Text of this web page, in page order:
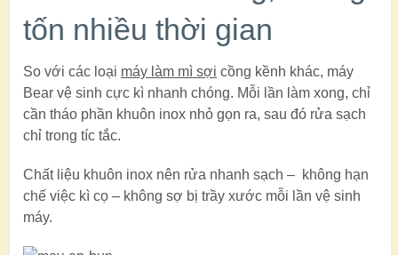
tốn nhiều thời gian
So với các loại máy làm mì sợi cồng kềnh khác, máy
Bear vệ sinh cực kì nhanh chóng. Mỗi lần làm xong, chỉ
cần tháo phần khuôn inox nhỏ gọn ra, sau đó rửa sạch
chỉ trong tíc tắc.
Chất liệu khuôn inox nên rửa nhanh sạch – không hạn
chế việc kì cọ – không sợ bị trầy xước mỗi lần vệ sinh
máy.